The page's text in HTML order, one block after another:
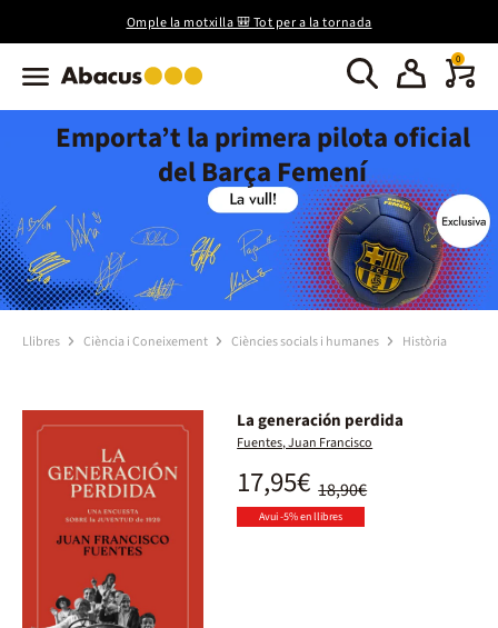
Omple la motxilla 🎒 Tot per a la tornada
0
Emporta’t la primera pilota oficial
del Barça Femení
Llibres Ciència i Coneixement Ciències socials i humanes Història
La generación perdida
Fuentes, Juan Francisco
18,90€
17,95€
Avui -5% en llibres